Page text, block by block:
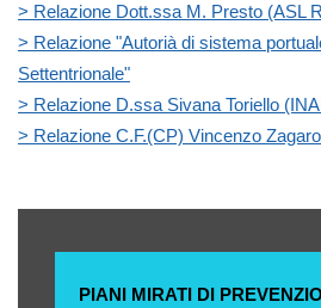
> Relazione Dott.ssa M. Presto (ASL
> Relazione "Autorià di sistema
Settentrionale"
> Relazione D.ssa Sivana Toriello
> Relazione C.F.(CP) Vincenzo
PIANI MIRATI DI